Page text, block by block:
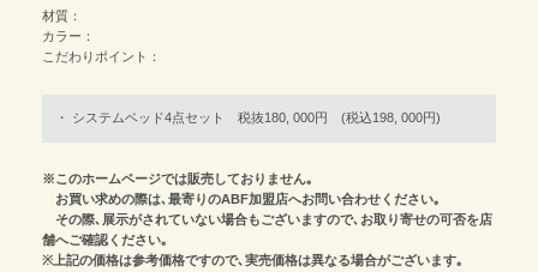
材質：
カラー：
こだわりポイント：
システムベッド4点セット 税抜180, 000円 (税込198, 000円)
※このホームページでは販売しておりません｡
お買い求めの際は､最寄りのABF加盟店へお問い合わせください｡
その際､展示がされていない場合もございますので､お取り寄せの可否を店
舗へご確認ください｡
※上記の価格は参考価格ですので､実売価格は異なる場合がございます｡